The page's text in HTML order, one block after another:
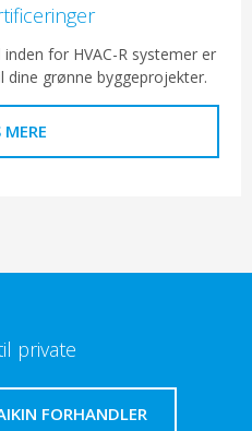
for HVAC-R systemer er
dine grønne byggeprojekter.
private
FORHANDLER